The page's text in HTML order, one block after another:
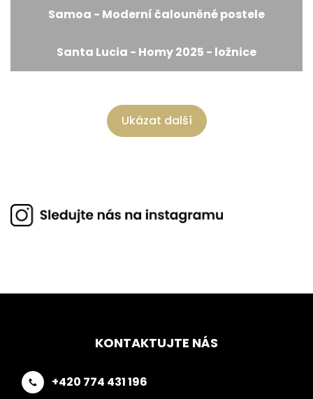
Samoa - Moderní čalouněné postele
Santa Lucia - Homy 2025 - ložnice
Ukázat další
KONTAKTUJTE NÁS
+420 774 431 196